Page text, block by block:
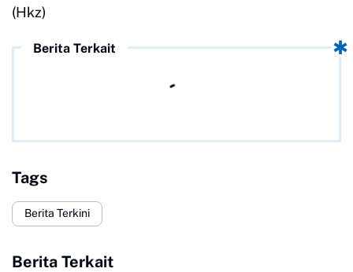
(Hkz)
Berita Terkait
Tags
Berita Terkini
Berita Terkait